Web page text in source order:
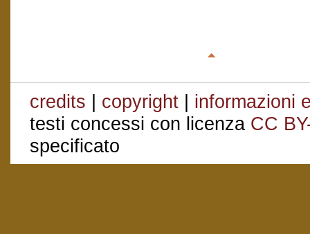
credits | copyright | informazioni
testi concessi con licenza CC
specificato